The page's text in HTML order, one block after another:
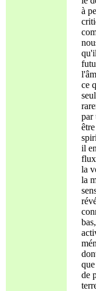
à
ce
par
il
flux
la
la
de